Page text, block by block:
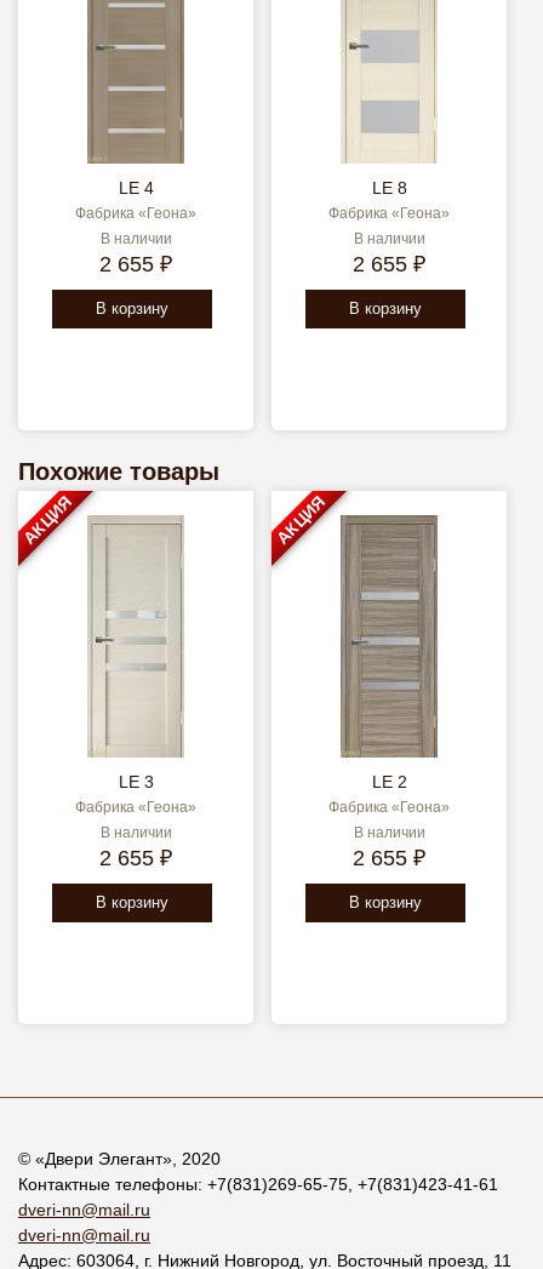
LE 4
Фабрика «Геона»
В наличии
2 655 ₽
В корзину
LE 8
Фабрика «Геона»
В наличии
2 655 ₽
В корзину
Похожие товары
LE 3
Фабрика «Геона»
В наличии
2 655 ₽
В корзину
АКЦИЯ
LE 2
Фабрика «Геона»
В наличии
2 655 ₽
В корзину
АКЦИЯ
© «Двери Элегант», 2020
Контактные телефоны: +7(831)269-65-75 +7(831)423-41-61
dveri-nn@mail.ru
dveri-nn@mail.ru
Адрес: 603064 , г. Нижний Новгород ул. Восточный проезд, 11